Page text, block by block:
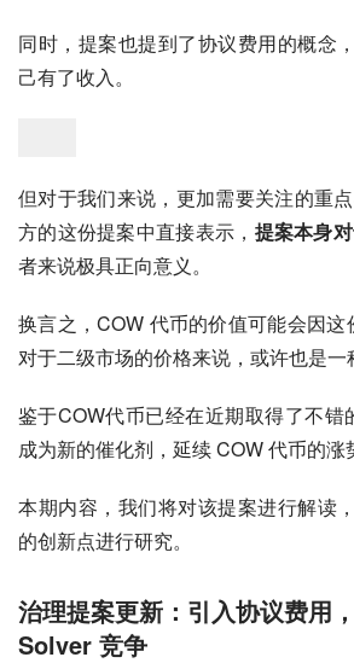
同时，提案也提到了协议费用的概念
己有了收入。
但对于我们来说，更加需要关注的重
方的这份提案中直接表示， 提案本身
者来说极具正向意义。
换言之，COW 代币的价值可能会因
对于二级市场的价格来说，或许也是一
鉴于COW代币已经在近期取得了不错
成为新的催化剂，延续 COW 代币的涨
本期内容，我们将对该提案进行解读
的创新点进行研究。
治理提案更新：引入协议费用
Solver 竞争